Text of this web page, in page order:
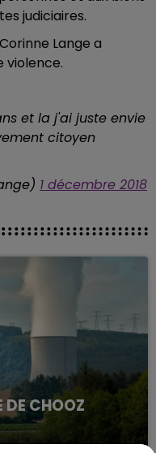
judiciaires.
Lange a
violence.
et la j'ai juste envie
citoyen
1 décembre 2018
DE CHOOZ
la centrale